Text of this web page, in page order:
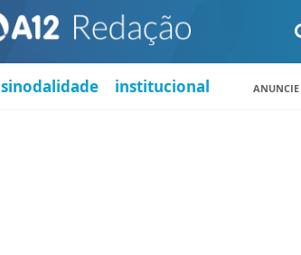
sinodalidade institucional ANUNCIE